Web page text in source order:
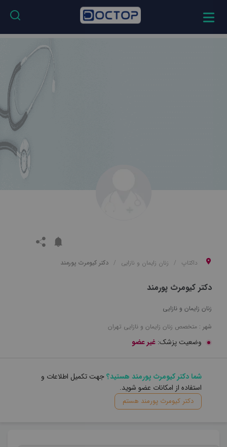
داکتاپ زنان زایمان و نازایی دکتر کیومرث پورمند
دکتر کیومرث پورمند
زنان زایمان و نازایی
شهر : متخصص زنان زایمان و نازایی تهران
وضعیت پزشک: غیر عضو
شما دکتر کیومرث پورمند هستید؟جهت تکمیل اطلاعات و
استفاده از امکانات عضو شوید.
دکتر کیومرث پورمند هستم